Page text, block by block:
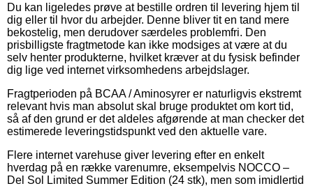
Du kan ligeledes prøve at bestille ordren til levering hjem til
dig eller til hvor du arbejder. Denne bliver tit en tand mere
bekostelig, men derudover særdeles problemfri. Den
prisbilligste fragtmetode kan ikke modsiges at være at du
selv henter produkterne, hvilket kræver at du fysisk befinder
dig lige ved internet virksomhedens arbejdslager.
Fragtperioden på BCAA / Aminosyrer er naturligvis ekstremt
relevant hvis man absolut skal bruge produktet om kort tid,
så af den grund er det aldeles afgørende at man checker det
estimerede leveringstidspunkt ved den aktuelle vare.
Flere internet varehuse giver levering efter en enkelt
hverdag på en række varenumre, eksempelvis NOCCO –
Del Sol Limited Summer Edition (24 stk), men som imidlertid